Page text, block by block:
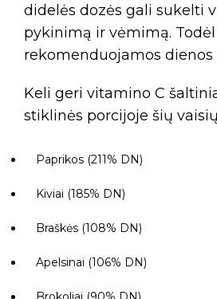
didelės dozės gali sukelti
pykinimą ir vėmimą.
rekomenduojamos dienos
Keli geri vitamino C
stiklinės porcijoje šių
Paprikos (211% DN)
Kiviai (185% DN)
Braškės (108% DN)
Apelsinai (106% DN)